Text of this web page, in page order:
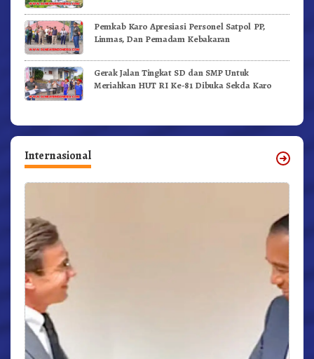
Pemkab Karo Apresiasi Personel Satpol PP,
Linmas, Dan Pemadam Kebakaran
Gerak Jalan Tingkat SD dan SMP Untuk
Meriahkan HUT RI Ke-81 Dibuka Sekda Karo
Internasional